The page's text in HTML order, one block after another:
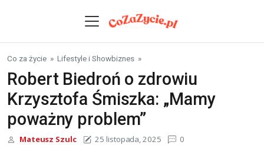
Co za życie » Lifestyle i Showbiznes »
Robert Biedroń o zdrowiu
Krzysztofa Śmiszka: „Mamy
poważny problem”
Mateusz Szulc 25 listopada, 2025 0